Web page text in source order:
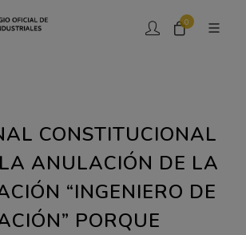
0
CONSTITUCIONAL
ANULACIÓN DE LA
“INGENIERO DE
PORQUE